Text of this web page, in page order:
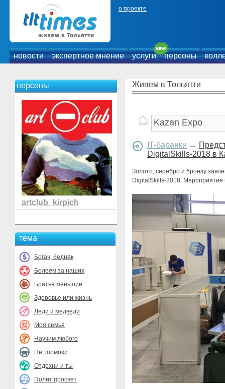
о проекте
новости экспертное мнение услуги персоны
персоны
artclub_kirpich
тема
Богач, бедняк
Болеем за наших
Братья меньшие
Здоровье или жизнь
Леди и медведи
Моя семья
Научим любого
Не тормози
Отдохни и ты
Полит просвет
Живем в Тольятти
IT-баранки →
DigitalSkills-2018 в
Золото, серебро и бронзу
DigitalSkills-2018. Мероприятие